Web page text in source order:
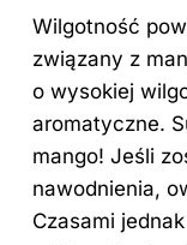
Wilgotność
związany z
o wysokiej
aromatyczne.
mango! Jeśli
nawodnienia,
Czasami